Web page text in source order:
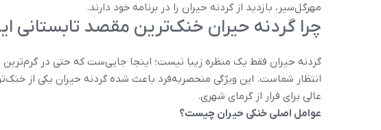
مهرگل‌سیر، بازدید از گردنه حیران را در برنامه خود دارند.
چرا گردنه حیران خنک‌ترین مقصد تابستانی
گردنه حیران فقط یک منظره زیبا نیست؛ اینجا جایی‌ست که حتی در گرم‌ترین
انتظار شماست. این ویژگی منحصربه‌فرد باعث شده گردنه حیران یکی از
عالی برای فرار از گرمای شهری.
عوامل اصلی خنکی حیران چیست؟